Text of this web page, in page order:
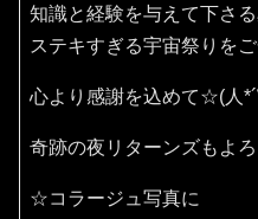
知識と経験を与えて下さ
ステキすぎる宇宙祭りを
心より感謝を込めて☆(⁠人⁠
奇跡の夜リターンズもよろ
☆コラージュ写真に